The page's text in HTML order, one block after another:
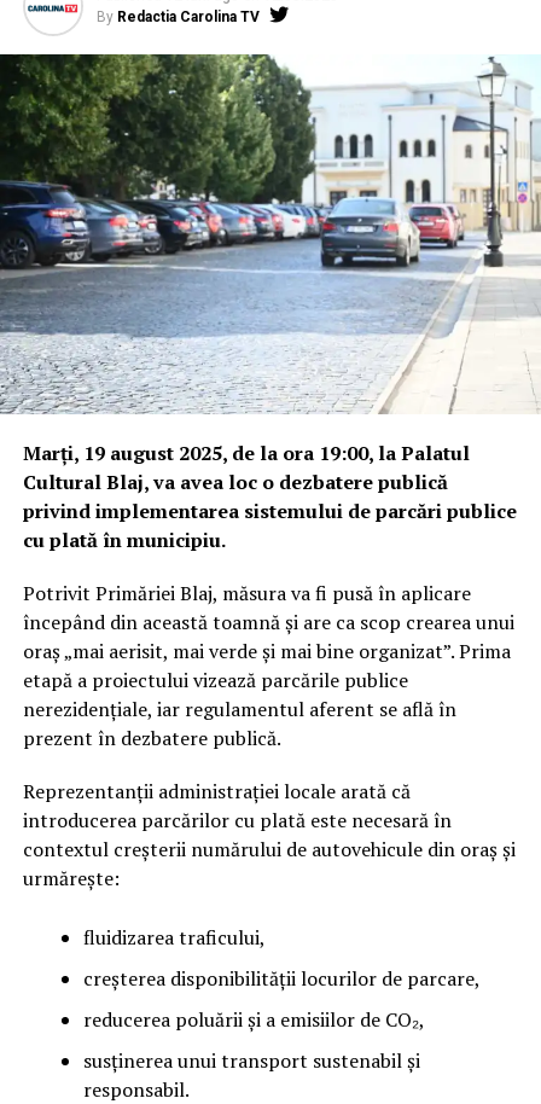
By Redactia Carolina TV
Marți, 19 august 2025, de la ora 19:00, la Palatul
Cultural Blaj, va avea loc o dezbatere publică
privind implementarea sistemului de parcări publice
cu plată în municipiu.
Potrivit Primăriei Blaj, măsura va fi pusă în aplicare
începând din această toamnă și are ca scop crearea unui
oraș „mai aerisit, mai verde și mai bine organizat”. Prima
etapă a proiectului vizează parcările publice
nerezidențiale, iar regulamentul aferent se află în
prezent în dezbatere publică.
Reprezentanții administrației locale arată că
introducerea parcărilor cu plată este necesară în
contextul creșterii numărului de autovehicule din oraș și
urmărește:
fluidizarea traficului,
creșterea disponibilității locurilor de parcare,
reducerea poluării și a emisiilor de CO₂,
susținerea unui transport sustenabil și
responsabil.